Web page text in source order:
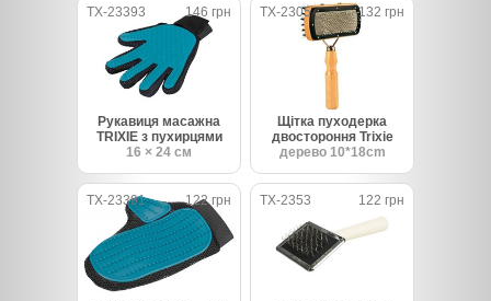
TX-23393 146 грн
Рукавиця масажна
TRIXIE з пухирцями
16 × 24 cм
TX-2305 132 грн
Щітка пуходерка
двостороння Trixie
дерево 10*18cm
TX-23391 122 грн TX-2353 122 грн